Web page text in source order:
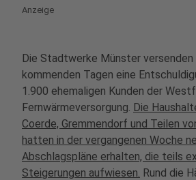
Anzeige
Die Stadtwerke Münster versenden
kommenden Tagen eine
1.900 ehemaligen Kunden der
Fernwärmeversorgung. Die
Coerde, Gremmendorf und Teilen
hatten in der vergangenen Woche
Abschlagspläne erhalten, die teils
Steigerungen aufwiesen. Rund die